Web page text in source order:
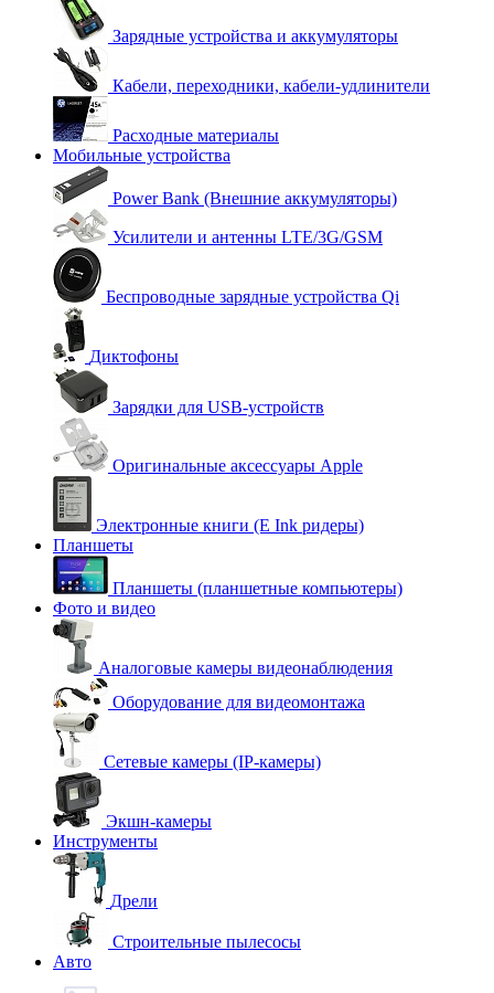
Зарядные устройства и аккумуляторы
Кабели, переходники, кабели-удлинители
Расходные материалы
Мобильные устройства
Power Bank (Внешние аккумуляторы)
Усилители и антенны LTE/3G/GSM
Беспроводные зарядные устройства Qi
Диктофоны
Зарядки для USB-устройств
Оригинальные аксессуары Apple
Электронные книги (E Ink ридеры)
Планшеты
Планшеты (планшетные компьютеры)
Фото и видео
Аналоговые камеры видеонаблюдения
Оборудование для видеомонтажа
Сетевые камеры (IP-камеры)
Экшн-камеры
Инструменты
Дрели
Строительные пылесосы
Авто